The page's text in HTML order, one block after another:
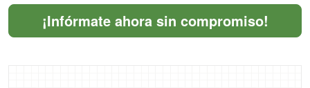
¡Infórmate ahora sin compromiso!